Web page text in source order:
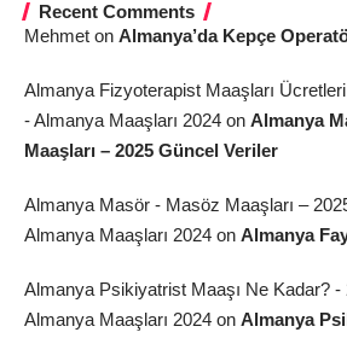
Recent Comments
Mehmet on Almanya’da Kepçe
Almanya Fizyoterapist Maaşları
- Almanya Maaşları 2024 on Almanya
Maaşları – 2025 Güncel Veriler
Almanya Masör - Masöz Maaşları –
Almanya Maaşları 2024 on Almanya
Almanya Psikiyatrist Maaşı Ne Kadar?
Almanya Maaşları 2024 on Almanya